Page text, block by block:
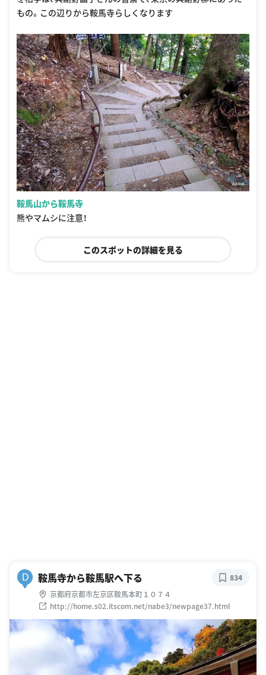
もの。この辺りから鞍馬寺らしくなります
鞍馬山から鞍馬寺
熊やマムシに注意！
このスポットの詳細を見る
D 鞍馬寺から鞍馬駅へ下る
京都府京都市左京区鞍馬本町１０７４
http://home.s02.itscom.net/nabe3/newpage37.html
834